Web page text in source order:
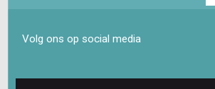
Volg ons op social media